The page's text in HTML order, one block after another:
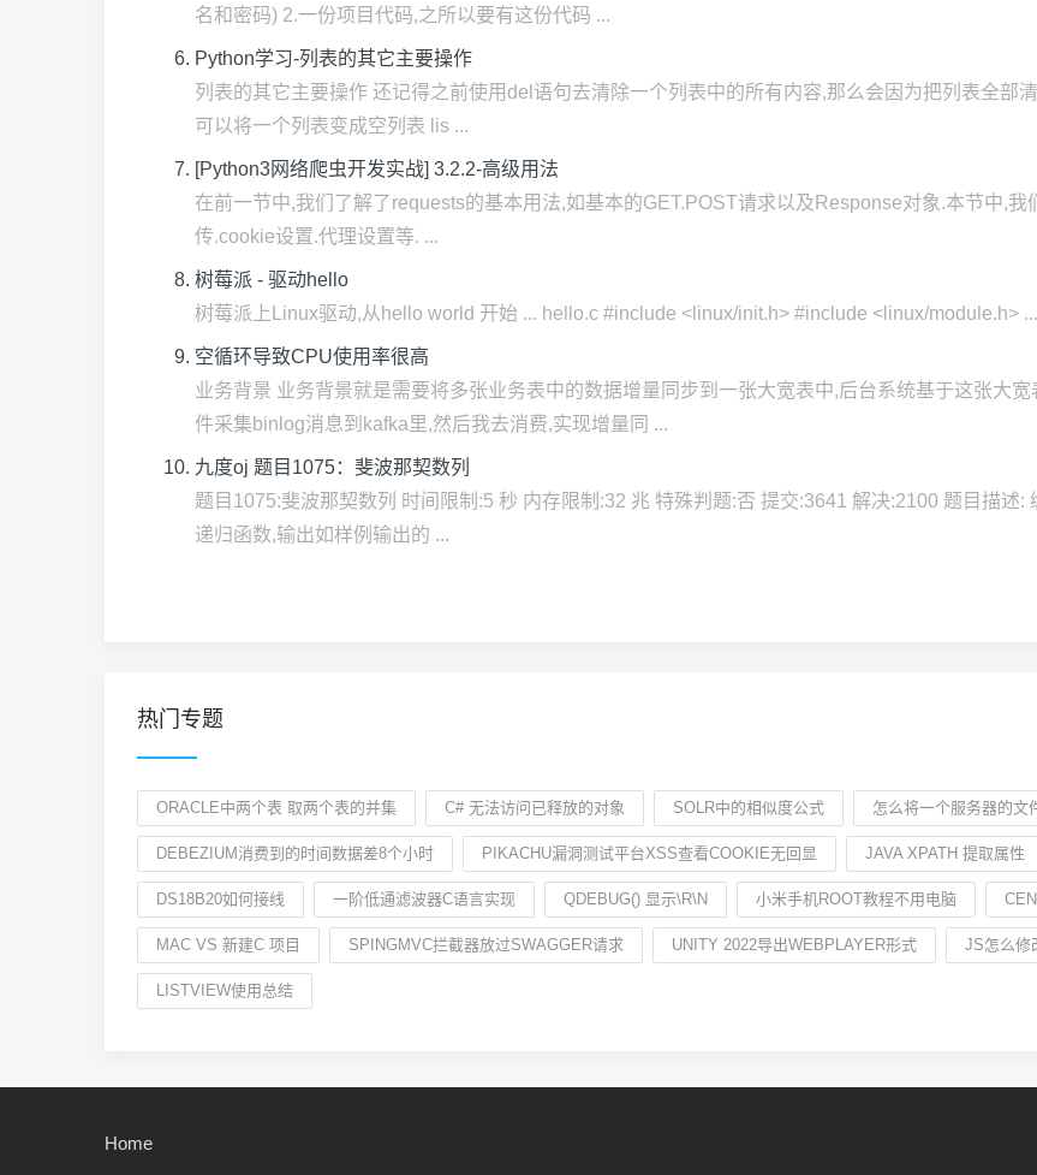
名和密码) 2.一份项目代码,之所以要有这份代码 ...
Python学习-列表的其它主要操作
列表的其它主要操作 还记得之前使用del语句去清除一个列表中的所有内容,那么会因为把列表全部
可以将一个列表变成空列表 lis ...
[Python3网络爬虫开发实战] 3.2.2-高级用法
在前一节中,我们了解了requests的基本用法,如基本的GET.POST请求以及Response对象.本节中,
传.cookie设置.代理设置等. ...
树莓派 - 驱动hello
树莓派上Linux驱动,从hello world 开始 ... hello.c #include <linux/init.h> #include <linux/module.h> ...
空循环导致CPU使用率很高
业务背景 业务背景就是需要将多张业务表中的数据增量同步到一张大宽表中,后台系统基于这张大
件采集binlog消息到kafka里,然后我去消费,实现增量同 ...
九度oj 题目1075：斐波那契数列
题目1075:斐波那契数列 时间限制:5 秒 内存限制:32 兆 特殊判题:否 提交:3641 解决:2100 题目描述
递归函数,输出如样例输出的 ...
热门专题
ORACLE中两个表 取两个表的并集 C# 无法访问已释放的对象 SOLR中的相似度公式 怎么将一个服务器的文
DEBEZIUM消费到的时间数据差8个小时 PIKACHU漏洞测试平台XSS查看COOKIE无回显 JAVA XPATH 提取属性
DS18B20如何接线 一阶低通滤波器C语言实现 QDEBUG() 显示\R\N 小米手机ROOT教程不用电脑
MAC VS 新建C 项目 SPINGMVC拦截器放过SWAGGER请求 UNITY 2022导出WEBPLAYER形式 JS怎么修
LISTVIEW使用总结
Home